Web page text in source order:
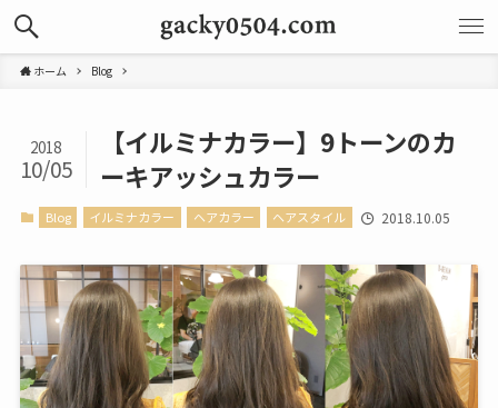
ホーム Blog
【イルミナカラー】9トーンのカ
ーキアッシュカラー
2018
10/05
Blog イルミナカラー ヘアカラー ヘアスタイル 2018.10.05